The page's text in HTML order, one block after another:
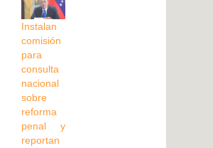
Instalan
comisión
para
consulta
nacional
sobre
reforma
penal y
reportan